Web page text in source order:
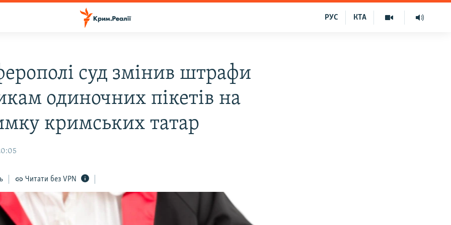
КТА
РУС
суд змінив штрафи
одиночних пікетів на
кримських татар
Читати без VPN